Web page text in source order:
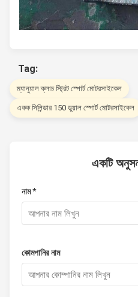
Tag:
ম্যানুয়াল ক্লাচ স্ট্রিট স্পোর্ট মোটরসাইকেল
একক সিলিন্ডার 150 ডুয়াল স্পোর্ট মোটরসাইকেল
একটি
নাম *
কোমপানির নাম